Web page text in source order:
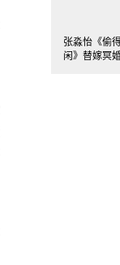
张淼怡《偷
闲》替嫁冥